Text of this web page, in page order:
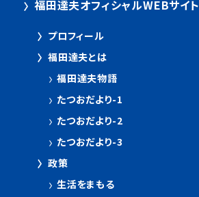
福田達夫オフィシャルWEBサイト
プロフィール
福田達夫とは
福田達夫物語
たつおだより-1
たつおだより-2
たつおだより-3
政策
生活をまもる